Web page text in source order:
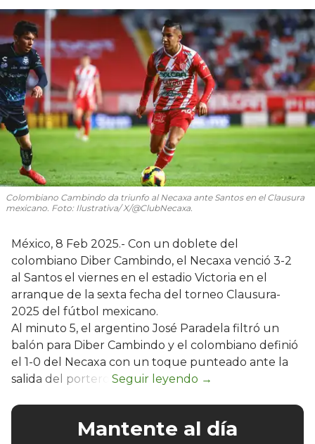
Colombiano Cambindo da triunfo al Necaxa ante Santos en el Clausura
mexicano. Foto: Ilustrativa/ X/@ClubNecaxa.
México, 8 Feb 2025.- Con un doblete del
colombiano Diber Cambindo, el Necaxa venció 3-2
al Santos el viernes en el estadio Victoria en el
arranque de la sexta fecha del torneo Clausura-
2025 del fútbol mexicano.
Al minuto 5, el argentino José Paradela filtró un
balón para Diber Cambindo y el colombiano definió
el 1-0 del Necaxa con un toque punteado ante la
salida del portero.
Mantente al día